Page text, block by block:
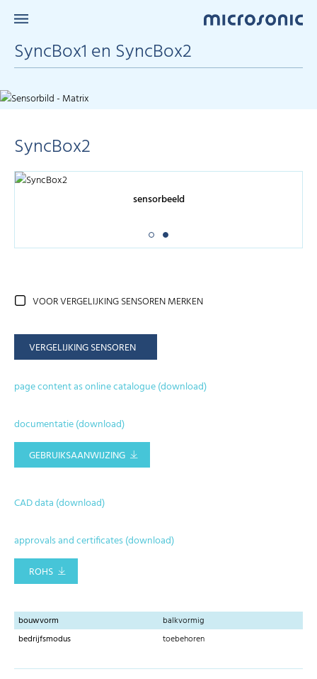
SyncBox1 en SyncBox2
SyncBox2
sensorbeeld
VOOR VERGELIJKING SENSOREN MERKEN
VERGELIJKING SENSOREN
page content as online catalogue (download)
documentatie (download)
GEBRUIKSAANWIJZING
CAD data (download)
approvals and certificates (download)
ROHS
bouwvorm
balkvormig
bedrijfsmodus
toebehoren